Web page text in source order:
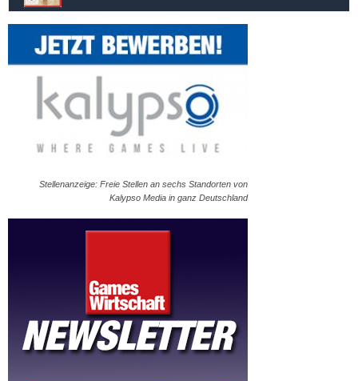
Stellenanzeige: Freie Stellen an sechs Standorten von
Kalypso Media in ganz Deutschland